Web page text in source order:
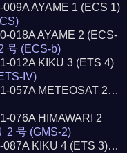
AYAME 1 (ECS 1)
018A AYAME 2 (ECS-
号 (ECS-b)
012A KIKU 3 (ETS 4)
IV)
057A METEOSAT 2…
076A HIMAWARI 2
2 号 (GMS-2)
087A KIKU 4 (ETS 3)…